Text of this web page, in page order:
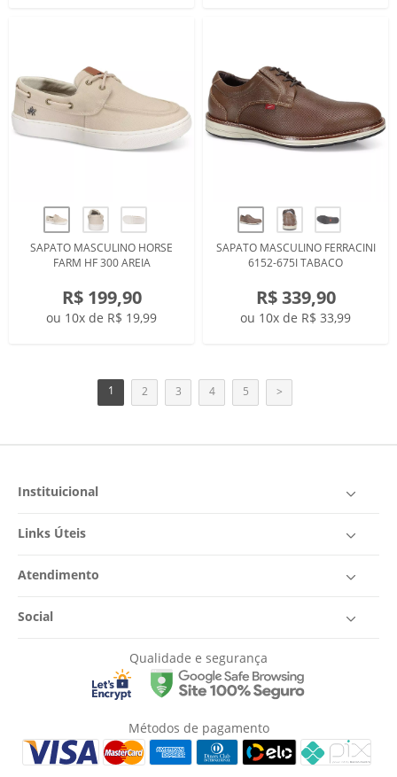
SAPATO MASCULINO HORSE
FARM HF 300 AREIA
R$ 199,90
ou 10x de R$ 19,99
SAPATO MASCULINO FERRACINI
6152-675I TABACO
R$ 339,90
ou 10x de R$ 33,99
1 2 3 4 5 >
Instituicional
Links Úteis
Atendimento
Social
Qualidade e segurança
Métodos de pagamento